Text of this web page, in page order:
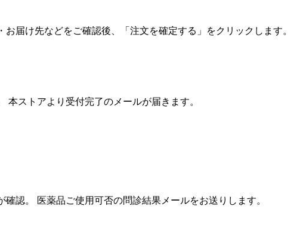
届け先などをご確認後、「注文を確定する」をクリックします。
本ストアより受付完了のメールが届きます。
認。 医薬品ご使用可否の問診結果メールをお送りします。